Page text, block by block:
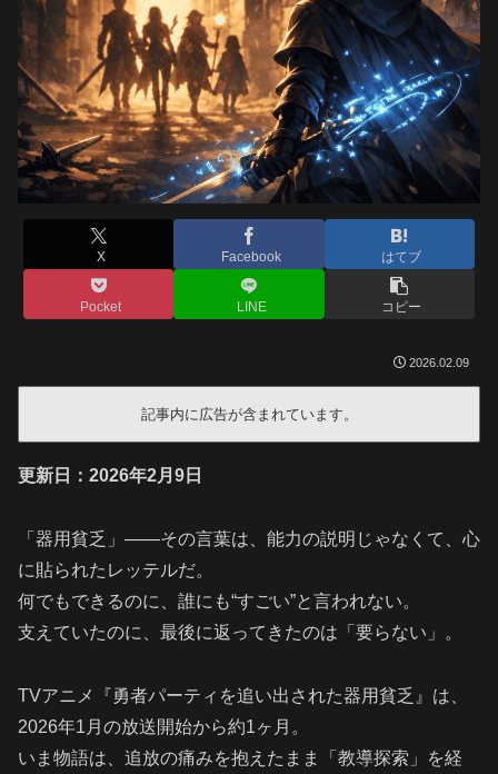
X Facebook はてブ
Pocket LINE コピー
2026.02.09
記事内に広告が含まれています。
更新日：2026年2月9日
「器用貧乏」――その言葉は、能力の説明じゃなくて、心
に貼られたレッテルだ。
何でもできるのに、誰にも“すごい”と言われない。
支えていたのに、最後に返ってきたのは「要らない」。
TVアニメ『勇者パーティを追い出された器用貧乏』は、
2026年1月の放送開始から約1ヶ月。
いま物語は、追放の痛みを抱えたまま「教導探索」を経